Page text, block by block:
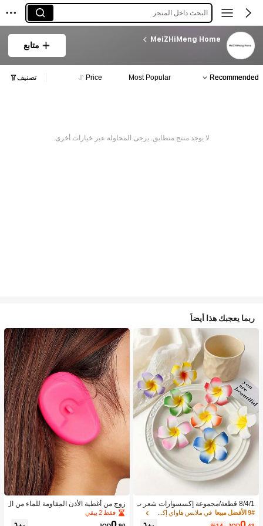
البحث داخل المتجر
MeiZHiMeng Home
متابع
Recommended
Most Popular
Price تصنيف
لا يوجد منتج متطابق. يرجى المحاولة عبر خيارات أخرى.
ربما يعجبك هذا أيضاً
8/4/1 قطعة/مجموعة إكسسوارات شعر ب
نقشة زهور استوائية، مشابك شعر بلومير
يا ملونة، مناسبة لعطلات الشاطئ والتص
9# الأفضل مبيعا في ملابس هاواي إكسسوارات
زوج من أغطية الأذن المقاومة للماء من ال
سيليكون لصبغ الشعر، أداة تصفيف الشع
ر في صالون الحلاقة
فقط 2 بيقي